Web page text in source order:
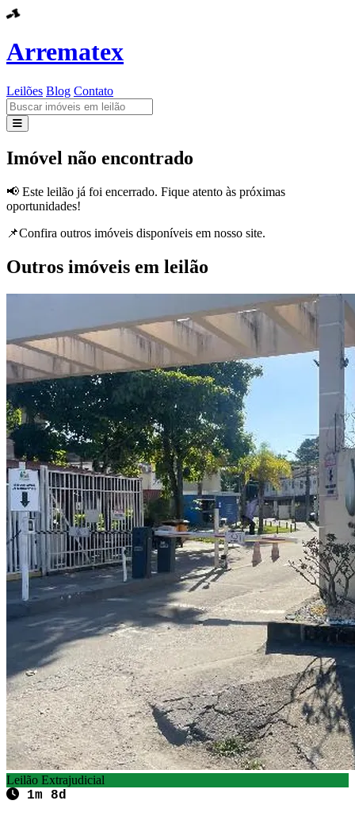
Arrematex
Leilões Blog Contato
Leilões
Imóvel não encontrado
📢 Este leilão já foi encerrado. Fique atento às próximas
oportunidades!
📌Confira outros imóveis disponíveis em nosso site.
Outros imóveis em leilão
Leilão Extrajudicial
1m 8d